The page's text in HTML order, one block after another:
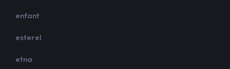
enfant
esterel
etna